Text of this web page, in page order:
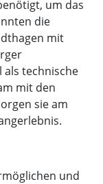
um das
die
mit
als technische
mit den
sie am
und